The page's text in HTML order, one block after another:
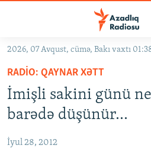
Əsas
qayıt
Əsas
naviqasiyaya
qayıt
Axtarışa
keç
GÜNDƏM
#İZAHLA
KORRUPSIOMETR
FƏRQƏ BAX
2026, 07 Avqust, cümə, Bakı vaxtı
RADIO: QAYNAR XƏTT
İmişli sakini günü
barədə düşünür...
İyul 28, 2012